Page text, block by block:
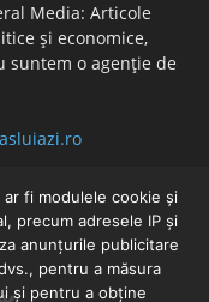
Media: Articole
și economice,
suntem o agenție de
fi modulele cookie și
precum adresele IP și
anunțurile publicitare
pentru a măsura
și pentru a obține